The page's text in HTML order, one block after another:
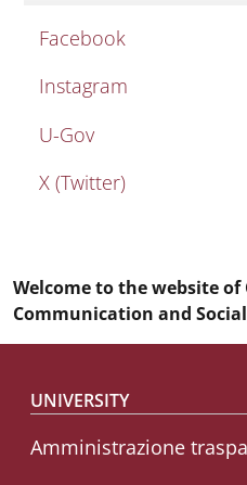
Facebook
Instagram
U-Gov
X (Twitter)
Welcome to the website of
Communication and
Footer
UNIVERSITY
Amministrazione